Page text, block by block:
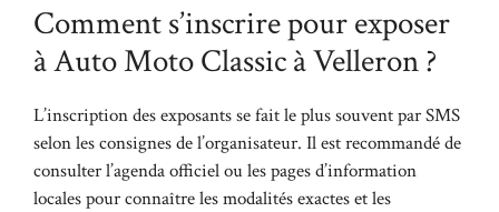
Comment s’inscrire pour exposer
à Auto Moto Classic à Velleron ?
L’inscription des exposants se fait le plus souvent par SMS
selon les consignes de l’organisateur. Il est recommandé de
consulter l’agenda officiel ou les pages d’information
locales pour connaître les modalités exactes et les